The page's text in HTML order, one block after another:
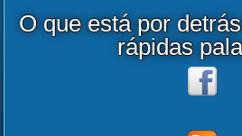
O que está por
rápidas